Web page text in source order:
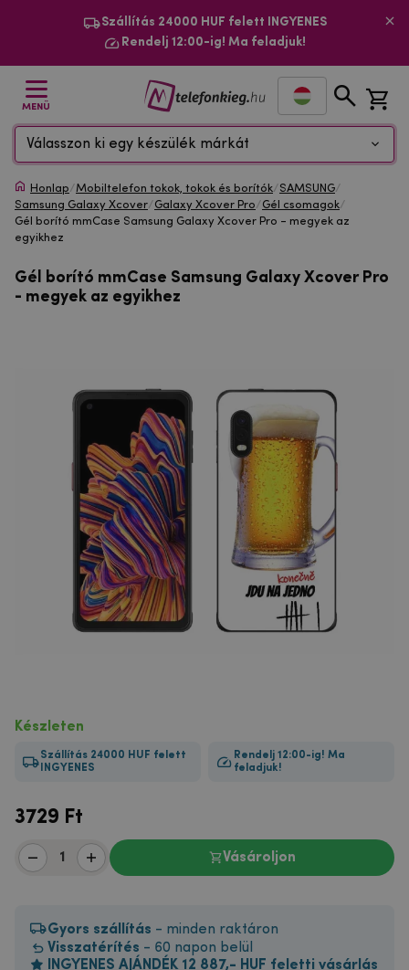
Szállítás 24000 HUF felett INGYENES
Rendelj 12:00-ig! Ma feladjuk!
MENÜ
Válasszon ki egy készülék márkát
Honlap/Mobiltelefon tokok, tokok és borítók/SAMSUNG/
Samsung Galaxy Xcover/Galaxy Xcover Pro/Gél csomagok/
Gél borító mmCase Samsung Galaxy Xcover Pro - megyek az
egyikhez
Gél borító mmCase Samsung Galaxy Xcover Pro
- megyek az egyikhez
Készleten
Szállítás 24000 HUF felett
INGYENES
Rendelj 12:00-ig! Ma
feladjuk!
3729 Ft
Vásároljon
Gyors szállítás - minden raktáron
Visszatérítés - 60 napon belül
INGYENES AJÁNDÉK 12 887,- HUF feletti vásárlás